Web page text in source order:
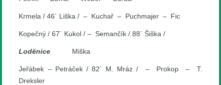
Krmela / 46´ Liška / – Kuchař – Puchmajer – Fic
Kopečný / 67´ Kukol / – Semančík / 88´ Šiška /
Loděnice Miška
Jeřábek – Petráček / 82´ M. Mráz / – Prokop – T.
Dreksler